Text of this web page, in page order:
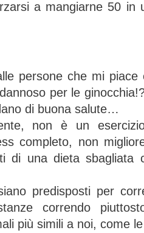
a mangiarne 50 in
persone che mi
per le
di buona salute…
non è un
completo, non
di una dieta sbagliata
predisposti per
correndo
più simili a noi, come